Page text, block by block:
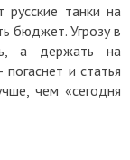
танки на
бюджет. Угрозу в
а держать на
и статья
чем «сегодня